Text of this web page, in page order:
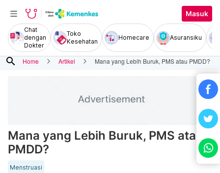
Masuk
Chat
dengan
Dokter
Toko
Kesehatan
Homecare Asuransiku
search Home Artikel Mana yang Lebih Buruk, PMS atau PMDD?
Mana yang Lebih Buruk, PMS atau
PMDD?
Menstruasi